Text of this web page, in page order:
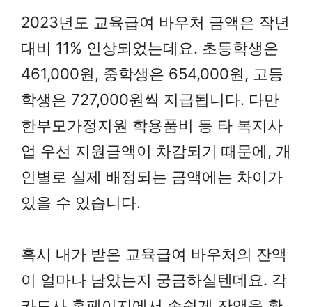
2023년도 교육급여 바우처 금액은 작년
대비 11% 인상되었는데요. 초등학생은
461,000원, 중학생은 654,000원, 고등
학생은 727,000원씩 지급됩니다. 다만
한부모가정지원 학용품비 등 타 복지사
업 우선 지원금액이 차감되기 때문에, 개
인별로 실제 배정되는 금액에는 차이가
있을 수 있습니다.
혹시 내가 받은 교육급여 바우처의 잔액
이 얼마나 남았는지 궁금하실텐데요. 각